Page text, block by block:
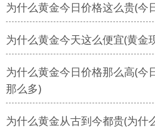
为什么黄金今日价格这么贵(今
为什么黄金今天这么便宜(黄金
为什么黄金今日价格那么高(今
那么多)
为什么黄金从古到今都贵(为什